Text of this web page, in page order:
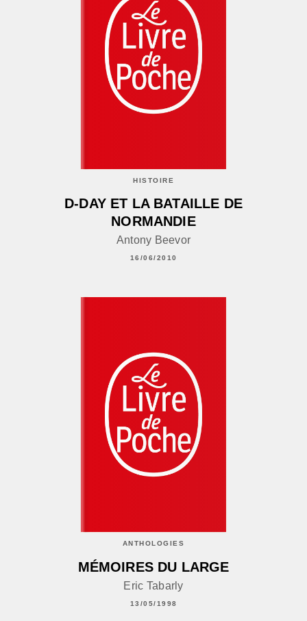
HISTOIRE
D-DAY ET LA BATAILLE DE
NORMANDIE
Antony Beevor
16/06/2010
ANTHOLOGIES
MÉMOIRES DU LARGE
Eric Tabarly
13/05/1998